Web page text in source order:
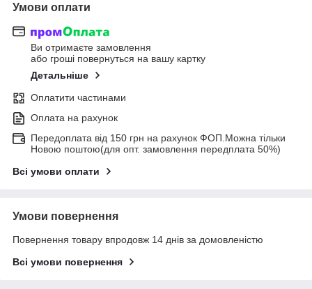
Умови оплати
Ви отримаєте замовлення
або гроші повернуться на вашу картку
Детальніше
Оплатити частинами
Оплата на рахунок
Передоплата від 150 грн на рахунок ФОП.Можна тільки
Новою поштою(для опт. замовлення передплата 50%)
Всі умови оплати
Умови повернення
Повернення товару впродовж 14 днів за домовленістю
Всі умови повернення